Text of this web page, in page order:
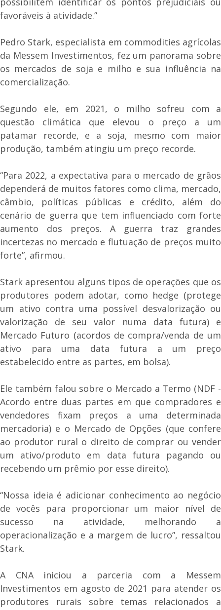
favoráveis à atividade.”
Pedro Stark, especialista em commodities agrícolas
da Messem Investimentos, fez um panorama sobre
os mercados de soja e milho e sua influência na
comercialização.
Segundo ele, em 2021, o milho sofreu com a
questão climática que elevou o preço a um
patamar recorde, e a soja, mesmo com maior
produção, também atingiu um preço recorde.
“Para 2022, a expectativa para o mercado de grãos
dependerá de muitos fatores como clima, mercado,
câmbio, políticas públicas e crédito, além do
cenário de guerra que tem influenciado com forte
aumento dos preços. A guerra traz grandes
incertezas no mercado e flutuação de preços muito
forte”, afirmou.
Stark apresentou alguns tipos de operações que os
produtores podem adotar, como hedge (protege
um ativo contra uma possível desvalorização ou
valorização de seu valor numa data futura) e
Mercado Futuro (acordos de compra/venda de um
ativo para uma data futura a um preço
estabelecido entre as partes, em bolsa).
Ele também falou sobre o Mercado a Termo (NDF -
Acordo entre duas partes em que compradores e
vendedores fixam preços a uma determinada
mercadoria) e o Mercado de Opções (que confere
ao produtor rural o direito de comprar ou vender
um ativo/produto em data futura pagando ou
recebendo um prêmio por esse direito).
“Nossa ideia é adicionar conhecimento ao negócio
de vocês para proporcionar um maior nível de
sucesso na atividade, melhorando a
operacionalização e a margem de lucro”, ressaltou
Stark.
A CNA iniciou a parceria com a Messem
Investimentos em agosto de 2021 para atender os
produtores rurais sobre temas relacionados a